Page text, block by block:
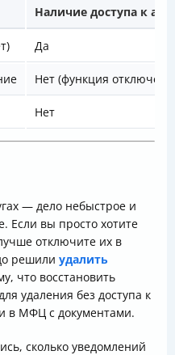
Наличие доступа к
Да
Нет (функция
Нет
— дело небыстрое и
Если вы просто хотите
отключите их в
решили удалить
что восстановить
удаления без доступа к
в МФЦ с документами.
сколько уведомлений